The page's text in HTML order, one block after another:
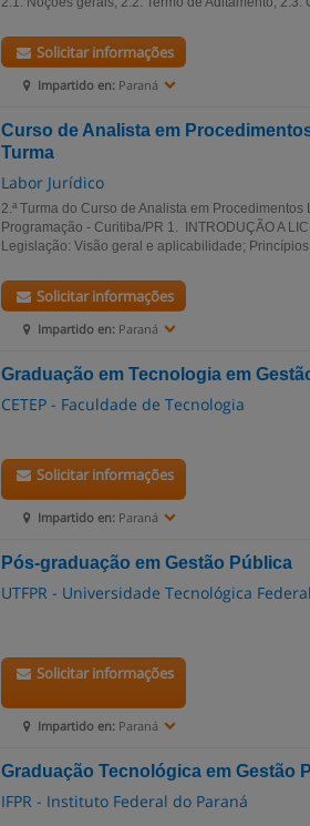
Impartido en: Paraná
Solicitar informações
Curso de Analista em
Turma
Labor Jurídico
2.ª Turma do Curso de Analista em
Programação - Curitiba/PR 1. INTRODUÇÃO A
Legislação: Visão geral e aplicabilidade;
Impartido en: Paraná
Solicitar informações
Graduação em Tecnologia em
CETEP - Faculdade de Tecnologia
Impartido en: Paraná
Solicitar informações
Pós-graduação em Gestão Pública
UTFPR - Universidade Tecnológica
Impartido en: Paraná
Solicitar informações
Graduação Tecnológica em Gestão
IFPR - Instituto Federal do Paraná